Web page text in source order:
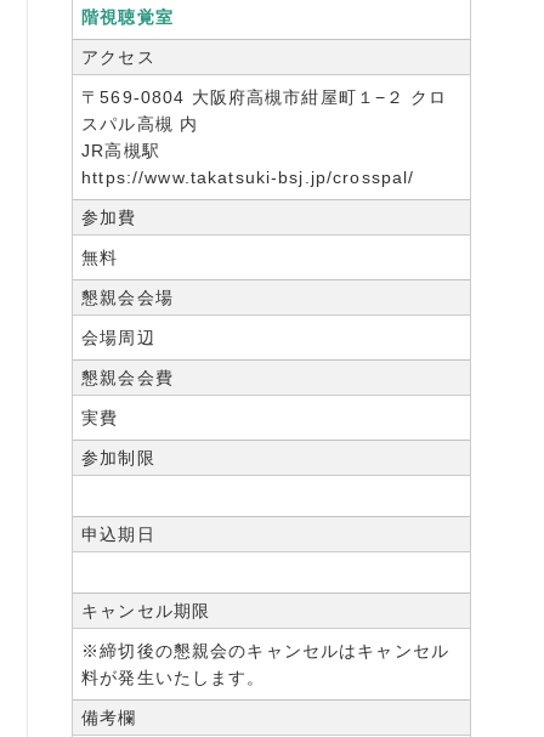
階視聴覚室
アクセス
〒569-0804 大阪府高槻市紺屋町１−２ クロ
スパル高槻 内
JR高槻駅
https://www.takatsuki-bsj.jp/crosspal/
参加費
無料
懇親会会場
会場周辺
懇親会会費
実費
参加制限
申込期日
キャンセル期限
※締切後の懇親会のキャンセルはキャンセル
料が発生いたします。
備考欄